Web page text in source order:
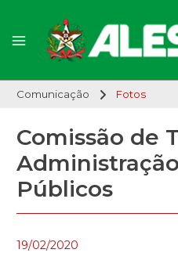
Comunicação Fotos
Comissão de
Públicos
19/02/2020